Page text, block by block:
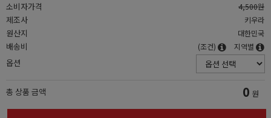
소비자가격
4,500원
제조사 키우라
원산지 대한민국
배송비 (조건) 지역별
옵션
총 상품 금액 0 원